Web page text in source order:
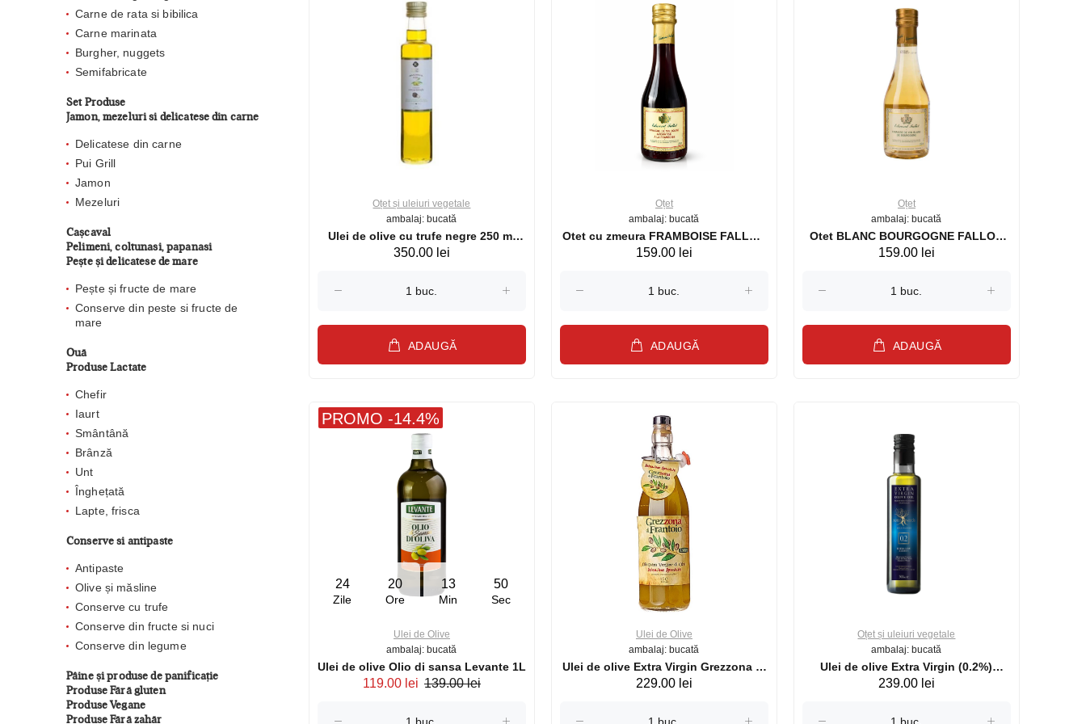
Carne de rata si bibilica
Carne marinata
Burgher, nuggets
Semifabricate
Set Produse
Jamon, mezeluri si delicatese din carne
Delicatese din carne
Pui Grill
Jamon
Mezeluri
Cașcaval
Pelimeni, coltunasi, papanasi
Pește și delicatese de mare
Pește și fructe de mare
Conserve din peste si fructe de
mare
Ouă
Produse Lactate
Chefir
Iaurt
Smântână
Brânză
Unt
Înghețată
Lapte, frisca
Conserve si antipaste
Antipaste
Olive și măsline
Conserve cu trufe
Conserve din fructe si nuci
Conserve din legume
Pâine și produse de panificație
Produse Fără gluten
Produse Vegane
Produse Fără zahăr
Oțet și uleiuri vegetale
ambalaj: bucată
Ulei de olive cu trufe negre 250 ml
Karlic Tartufi
350.00 lei
ADAUGĂ
Oțet
ambalaj: bucată
Otet cu zmeura FRAMBOISE FALLOT
250 ml (26776)
159.00 lei
ADAUGĂ
Oțet
ambalaj: bucată
Otet BLANC BOURGOGNE FALLOT
250 ml (26755)
159.00 lei
ADAUGĂ
24
Zile
20
Ore
13
Min
49
Sec
PROMO -14.4%
Ulei de Olive
ambalaj: bucată
Ulei de olive Olio di sansa Levante 1L
119.00 lei 139.00 lei
Ulei de Olive
ambalaj: bucată
Ulei de olive Extra Virgin Grezzona di
229.00 lei
Oțet și uleiuri vegetale
ambalaj: bucată
Ulei de olive Extra Virgin (0.2%)
Xrysanoos 500ml (sticla)
239.00 lei